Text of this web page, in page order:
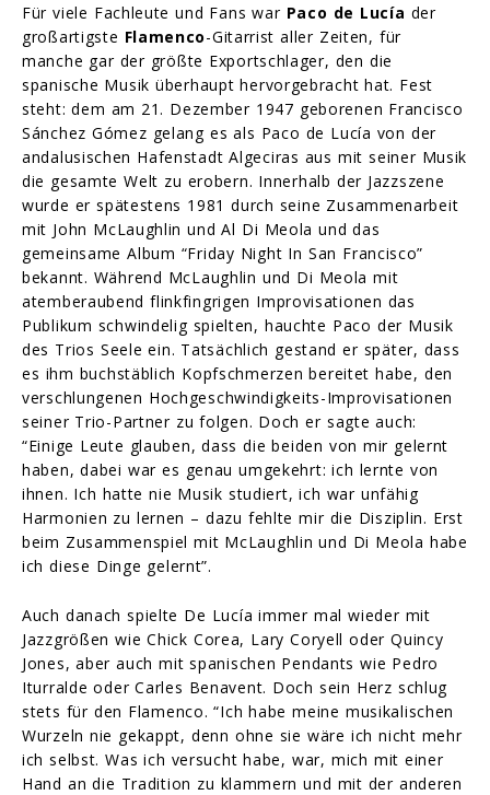
Für viele Fachleute und Fans war Paco de Lucía der
großartigste Flamenco-Gitarrist aller Zeiten, für
manche gar der größte Exportschlager, den die
spanische Musik überhaupt hervorgebracht hat. Fest
steht: dem am 21. Dezember 1947 geborenen Francisco
Sánchez Gómez gelang es als Paco de Lucía von der
andalusischen Hafenstadt Algeciras aus mit seiner Musik
die gesamte Welt zu erobern. Innerhalb der Jazzszene
wurde er spätestens 1981 durch seine Zusammenarbeit
mit John McLaughlin und Al Di Meola und das
gemeinsame Album “Friday Night In San Francisco”
bekannt. Während McLaughlin und Di Meola mit
atemberaubend flinkfingrigen Improvisationen das
Publikum schwindelig spielten, hauchte Paco der Musik
des Trios Seele ein. Tatsächlich gestand er später, dass
es ihm buchstäblich Kopfschmerzen bereitet habe, den
verschlungenen Hochgeschwindigkeits-Improvisationen
seiner Trio-Partner zu folgen. Doch er sagte auch:
“Einige Leute glauben, dass die beiden von mir gelernt
haben, dabei war es genau umgekehrt: ich lernte von
ihnen. Ich hatte nie Musik studiert, ich war unfähig
Harmonien zu lernen – dazu fehlte mir die Disziplin. Erst
beim Zusammenspiel mit McLaughlin und Di Meola habe
ich diese Dinge gelernt”.
Auch danach spielte De Lucía immer mal wieder mit
Jazzgrößen wie Chick Corea, Lary Coryell oder Quincy
Jones, aber auch mit spanischen Pendants wie Pedro
Iturralde oder Carles Benavent. Doch sein Herz schlug
stets für den Flamenco. “Ich habe meine musikalischen
Wurzeln nie gekappt, denn ohne sie wäre ich nicht mehr
ich selbst. Was ich versucht habe, war, mich mit einer
Hand an die Tradition zu klammern und mit der anderen